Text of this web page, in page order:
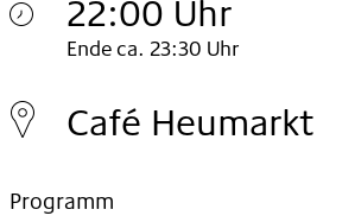
22:00 Uhr
Mittwoch
16.
Nov
2016
Ende ca. 23:30 Uhr
Café Heumarkt
Programm